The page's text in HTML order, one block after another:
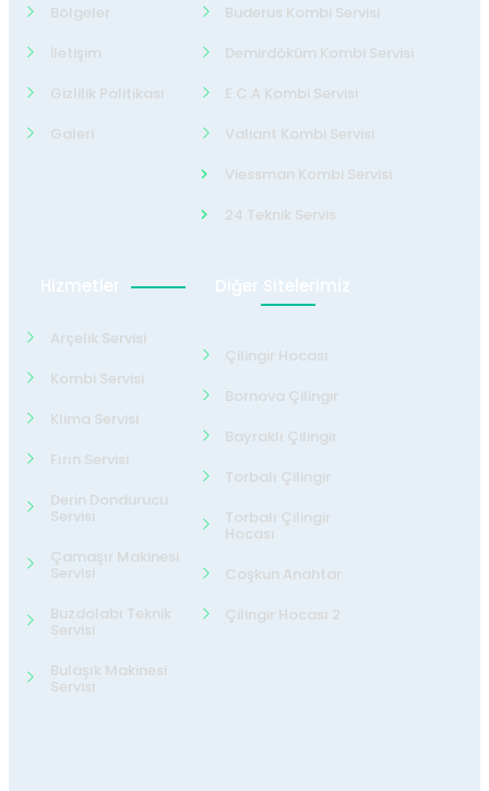
Bölgeler
İletişim
Gizlilik Politikası
Galeri
Buderus Kombi Servisi
Demirdöküm Kombi Servisi
E.C.A Kombi Servisi
Valiant Kombi Servisi
Viessman Kombi Servisi
24 Teknik Servis
Hizmetler
Arçelik Servisi
Kombi Servisi
Klima Servisi
Fırın Servisi
Derin Dondurucu
Servisi
Çamaşır Makinesi
Servisi
Buzdolabı Teknik
Servisi
Bulaşık Makinesi
Servisi
Diğer Sitelerimiz
Çilingir Hocası
Bornova Çilingir
Bayraklı Çilingir
Torbalı Çilingir
Torbalı Çilingir
Hocası
Coşkun Anahtar
Çilingir Hocası 2